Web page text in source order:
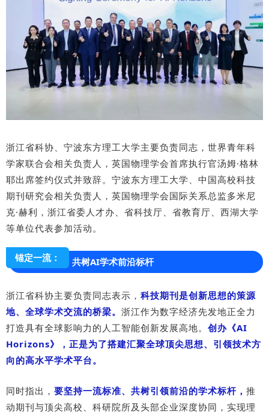
浙江省科协、宁波东方理工大学主要负责同志，世界青年科
学家联合会相关负责人，英国物理学会首席执行官汤姆·格林
耶出席签约仪式并致辞。宁波东方理工大学、中国高校科技
期刊研究会相关负责人，英国物理学会国际关系总监多米尼
克·赫利，浙江省委人才办、省科技厅、省教育厅、西湖大学
等单位代表参加活动。
锚定一流： 共树AI学术前沿标杆
浙江省科协主要负责同志表示， 科技期刊是创新思想的策源
地、全球学术交流的桥梁。 浙江作为数字经济先发地正全力
打造具有全球影响力的人工智能创新发展高地。 创办《AI
Horizons》，正是为了搭建汇聚全球顶尖思想、引领技术方
向的高水平学术平台。
同时指出， 要坚持一流标准、共树引领前沿的学术标杆， 推
动期刊与顶尖高校、科研院所及头部企业深度协同，实现理